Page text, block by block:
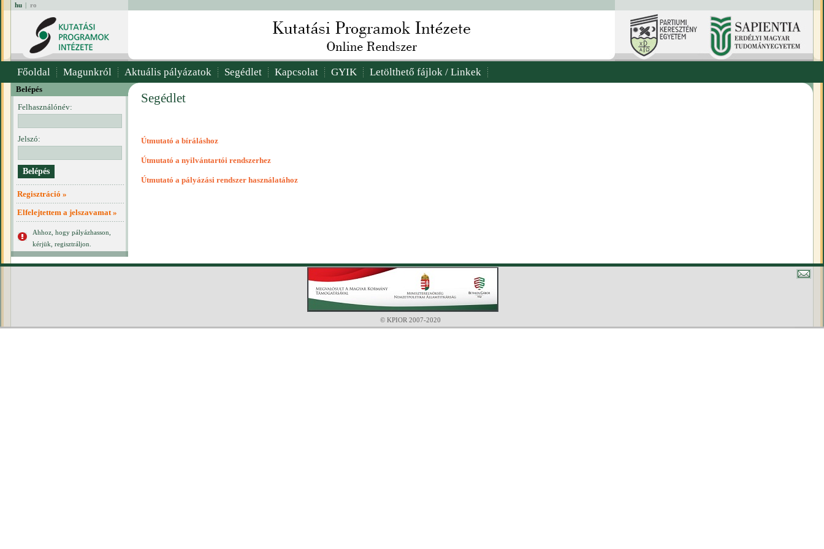
hu | ro
Főoldal Magunkról Aktuális pályázatok Segédlet Kapcsolat GYIK Letölthető fájlok / Linkek
Belépés
Felhasználónév:
Jelszó:
Regisztráció »
Elfelejtettem a jelszavamat »
Ahhoz, hogy pályázhasson,
kérjük, regisztráljon.
Segédlet
Útmutató a bíráláshoz
Útmutató a nyilvántartói rendszerhez
Útmutató a pályázási rendszer használatához
© KPIOR 2007-2020